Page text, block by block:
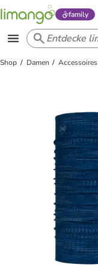
family
Shop Damen Accessoires